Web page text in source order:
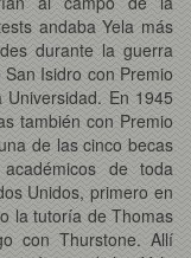
andaba Yela más
durante la guerra
Isidro con Premio
En 1945
también con Premio
de las cinco becas
de toda
Unidos, primero en
la tutoría de Thomas
con Thurstone. Allí